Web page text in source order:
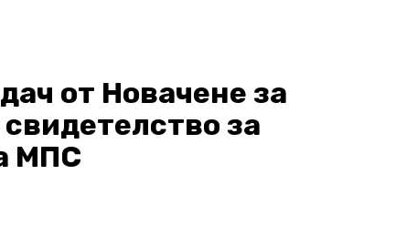
от Новачене за
за
МПС